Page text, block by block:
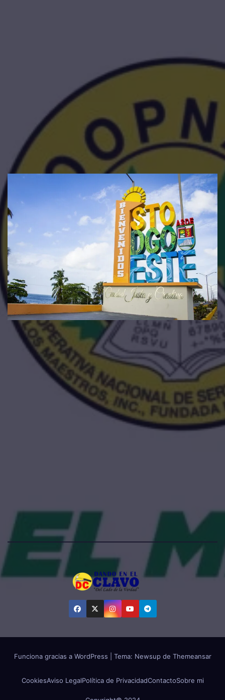
Funciona gracias a WordPress Tema: Newsupde Themeansar
CookiesAviso LegalPolítica de PrivacidadContactoSobre mi